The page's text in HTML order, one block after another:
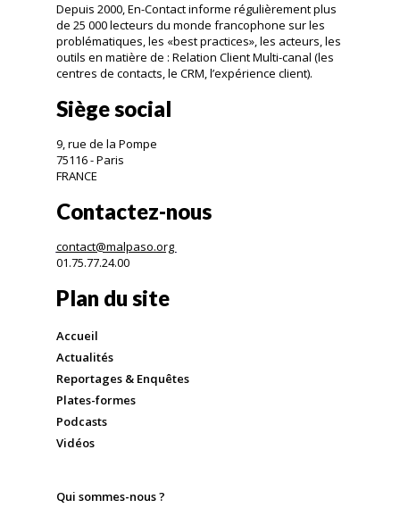
Depuis 2000, En-Contact informe régulièrement plus
de 25 000 lecteurs du monde francophone sur les
problématiques, les «best practices», les acteurs, les
outils en matière de : Relation Client Multi-canal (les
centres de contacts, le CRM, l’expérience client).
Siège social
9, rue de la Pompe
75116 - Paris
FRANCE
Contactez-nous
contact@malpaso.org
01.75.77.24.00
Plan du site
Accueil
Actualités
Reportages & Enquêtes
Plates-formes
Podcasts
Vidéos
Qui sommes-nous ?